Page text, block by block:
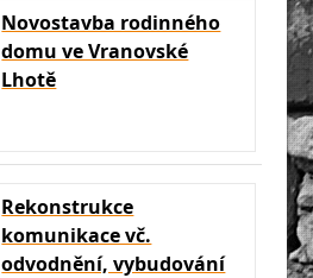
Novostavba rodinného
domu ve Vranovské
Lhotě
Rekonstrukce
komunikace vč.
odvodnění, vybudování